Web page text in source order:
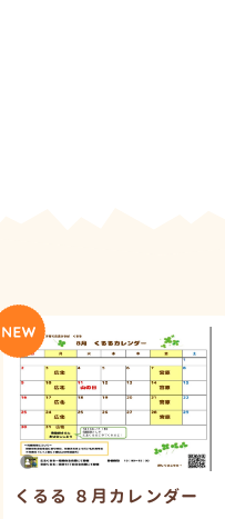
くるる ８月カレンダー